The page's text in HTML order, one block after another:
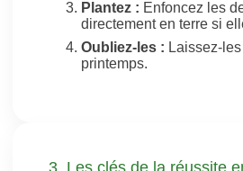
Plantez : Enfoncez les
directement en terre si
Oubliez-les : Laissez-
printemps.
3. Les clés de la réussite